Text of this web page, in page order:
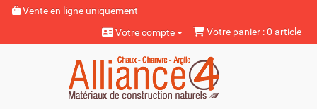
Vente en ligne uniquement
Votre compte
Votre panier : 0 article